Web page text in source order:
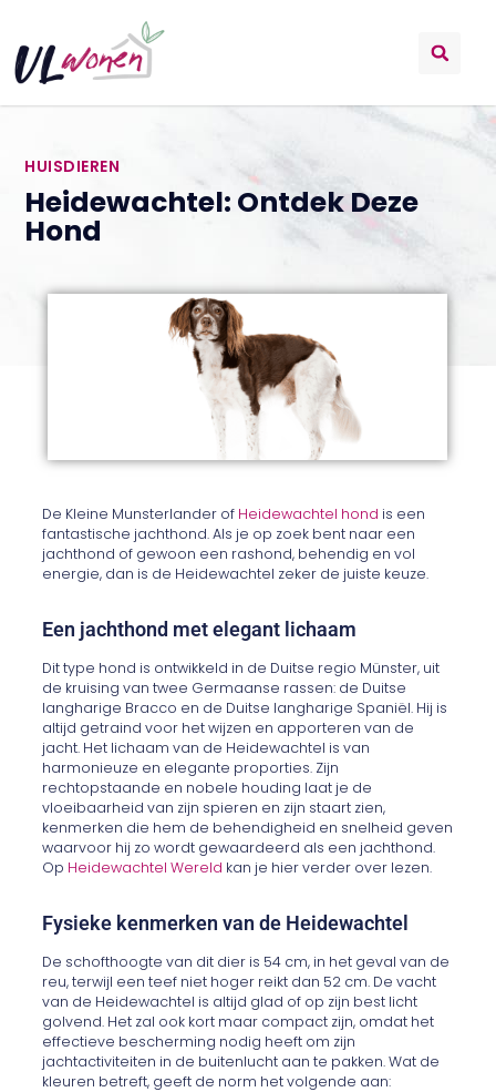
HUISDIEREN
Heidewachtel: Ontdek Deze
Hond
De Kleine Munsterlander of Heidewachtel hond is een
fantastische jachthond. Als je op zoek bent naar een
jachthond of gewoon een rashond, behendig en vol
energie, dan is de Heidewachtel zeker de juiste keuze.
Een jachthond met elegant lichaam
Dit type hond is ontwikkeld in de Duitse regio Münster, uit
de kruising van twee Germaanse rassen: de Duitse
langharige Bracco en de Duitse langharige Spaniël. Hij is
altijd getraind voor het wijzen en apporteren van de
jacht. Het lichaam van de Heidewachtel is van
harmonieuze en elegante proporties. Zijn
rechtopstaande en nobele houding laat je de
vloeibaarheid van zijn spieren en zijn staart zien,
kenmerken die hem de behendigheid en snelheid geven
waarvoor hij zo wordt gewaardeerd als een jachthond.
Op Heidewachtel Wereld kan je hier verder over lezen.
Fysieke kenmerken van de Heidewachtel
De schofthoogte van dit dier is 54 cm, in het geval van de
reu, terwijl een teef niet hoger reikt dan 52 cm. De vacht
van de Heidewachtel is altijd glad of op zijn best licht
golvend. Het zal ook kort maar compact zijn, omdat het
effectieve bescherming nodig heeft om zijn
jachtactiviteiten in de buitenlucht aan te pakken. Wat de
kleuren betreft, geeft de norm het volgende aan: